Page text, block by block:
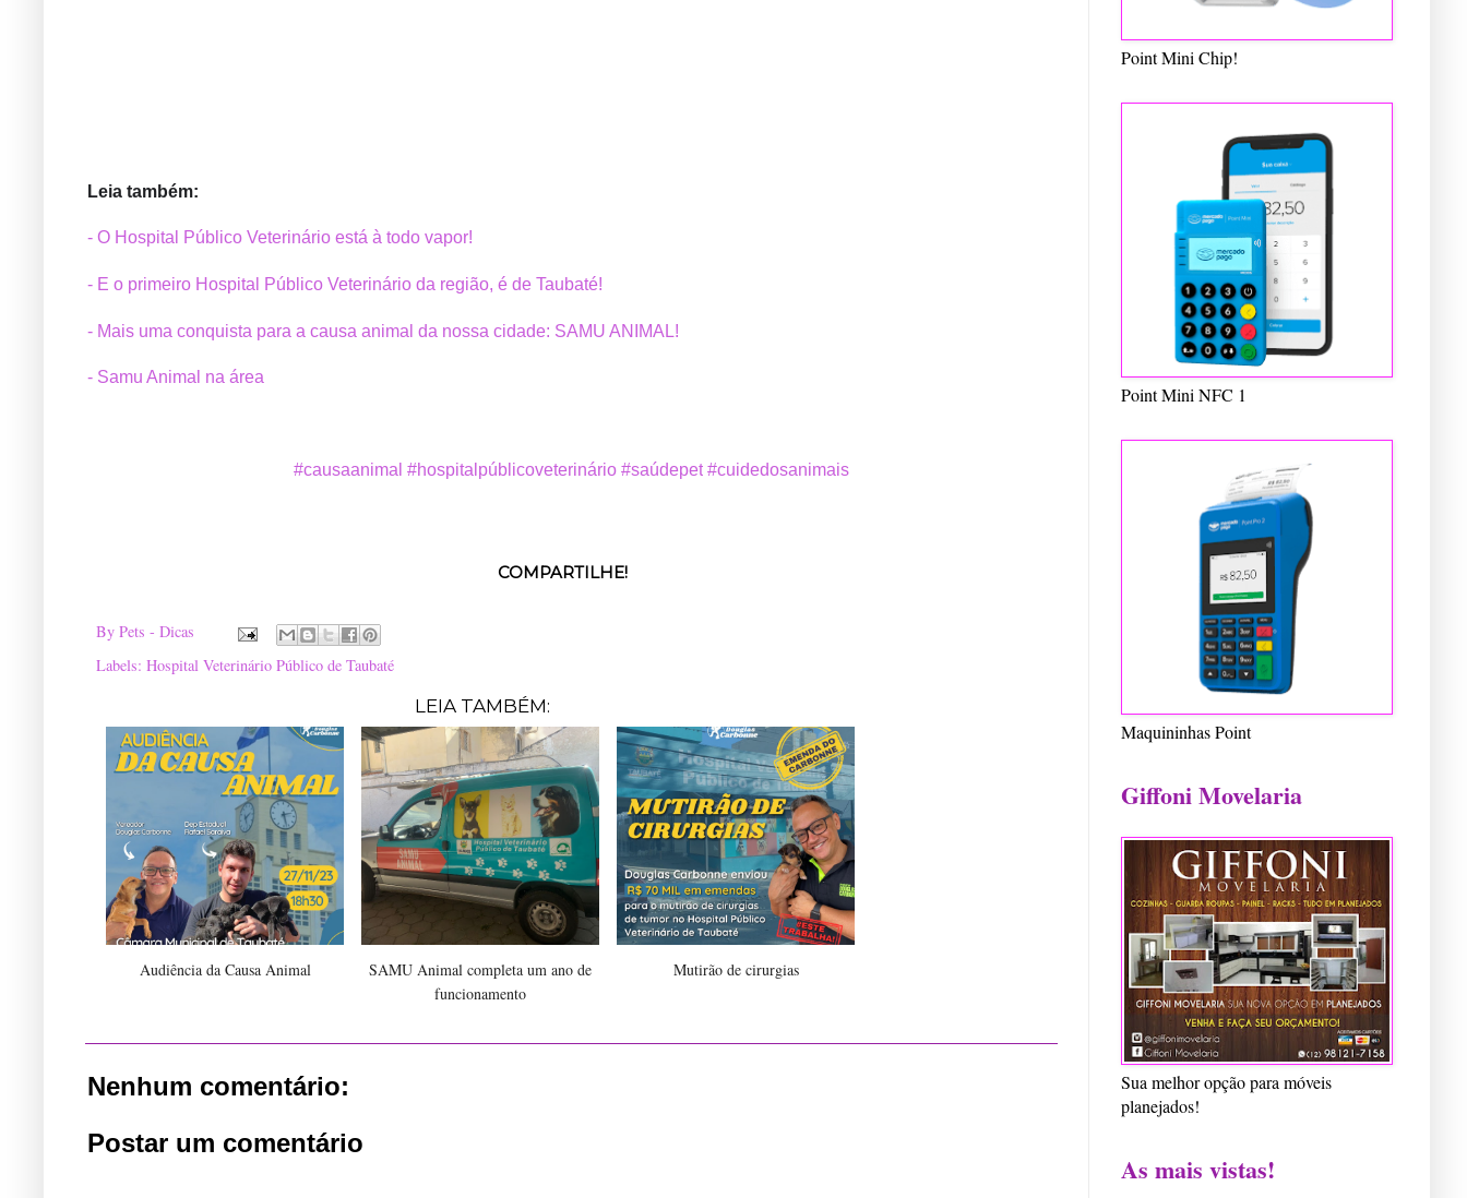
Leia também:
- O Hospital Público Veterinário está à todo vapor!
- E o primeiro Hospital Público Veterinário da região, é de Taubaté!
- Mais uma conquista para a causa animal da nossa cidade: SAMU ANIMAL!
- Samu Animal na área
#causaanimal #hospitalpúblicoveterinário #saúdepet #cuidedosanimais
COMPARTILHE!
By Pets - Dicas
Labels: Hospital Veterinário Público de Taubaté
LEIA TAMBÉM:
Audiência da Causa Animal
SAMU Animal completa um ano de
funcionamento
Mutirão de cirurgias
Nenhum comentário:
Postar um comentário
Point Mini Chip!
Point Mini NFC 1
Maquininhas Point
Giffoni Movelaria
Sua melhor opção para móveis
planejados!
As mais vistas!